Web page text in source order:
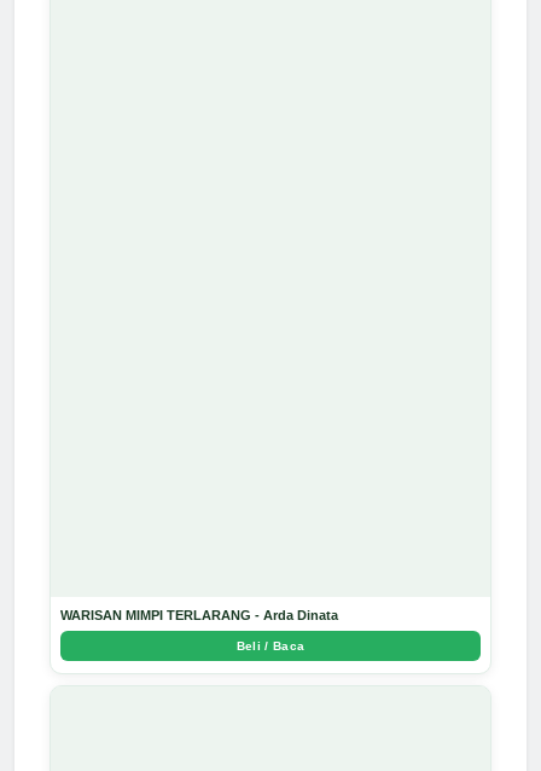
WARISAN MIMPI TERLARANG - Arda Dinata
Beli / Baca